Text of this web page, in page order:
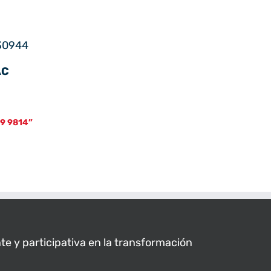
9814”
y participativa en la transformación